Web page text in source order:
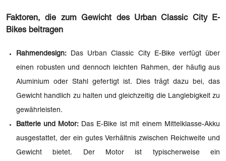
Faktoren, die zum Gewicht des Urban Classic City E-
Bikes beitragen
Rahmendesign: Das Urban Classic City E-Bike verfügt über
einen robusten und dennoch leichten Rahmen, der häufig aus
Aluminium oder Stahl gefertigt ist. Dies trägt dazu bei, das
Gewicht handlich zu halten und gleichzeitig die Langlebigkeit zu
gewährleisten.
Batterie und Motor: Das E-Bike ist mit einem Mittelklasse-Akku
ausgestattet, der ein gutes Verhältnis zwischen Reichweite und
Gewicht bietet. Der Motor ist typischerweise ein